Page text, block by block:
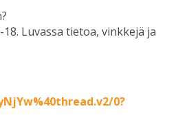
Luvassa tietoa, vinkkejä ja
0?